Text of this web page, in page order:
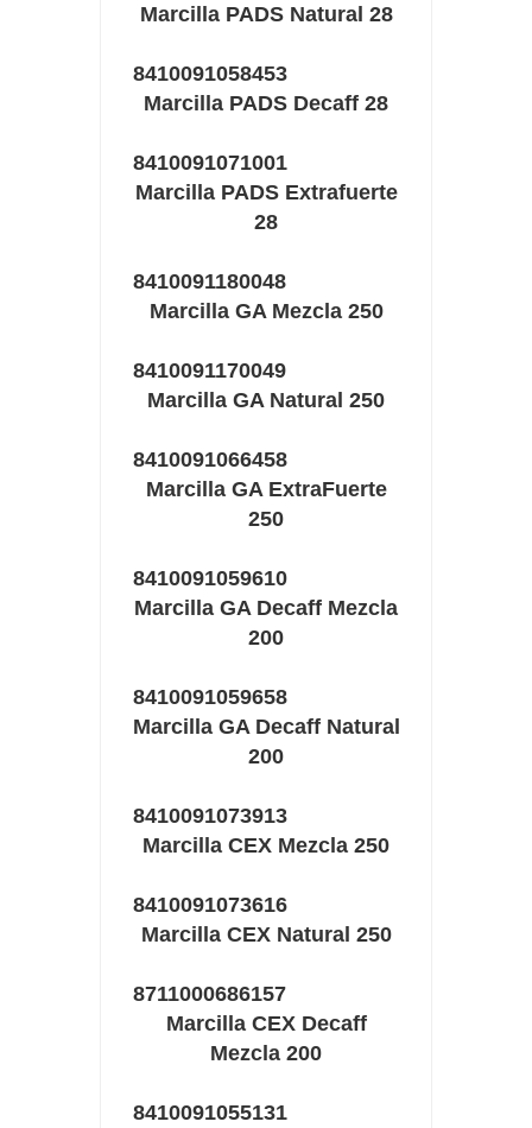
Marcilla PADS Natural 28
8410091058453
Marcilla PADS Decaff 28
8410091071001
Marcilla PADS Extrafuerte
28
8410091180048
Marcilla GA Mezcla 250
8410091170049
Marcilla GA Natural 250
8410091066458
Marcilla GA ExtraFuerte
250
8410091059610
Marcilla GA Decaff Mezcla
200
8410091059658
Marcilla GA Decaff Natural
200
8410091073913
Marcilla CEX Mezcla 250
8410091073616
Marcilla CEX Natural 250
8711000686157
Marcilla CEX Decaff
Mezcla 200
8410091055131